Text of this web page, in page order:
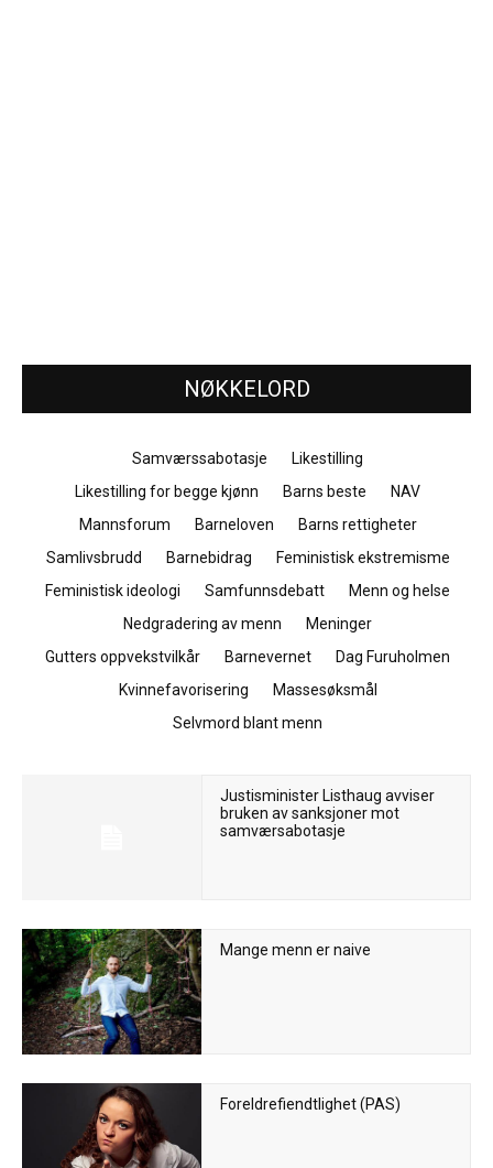
NØKKELORD
Samværssabotasje
Likestilling
Likestilling for begge kjønn
Barns beste
NAV
Mannsforum
Barneloven
Barns rettigheter
Samlivsbrudd
Barnebidrag
Feministisk ekstremisme
Feministisk ideologi
Samfunnsdebatt
Menn og helse
Nedgradering av menn
Meninger
Gutters oppvekstvilkår
Barnevernet
Dag Furuholmen
Kvinnefavorisering
Massesøksmål
Selvmord blant menn
Justisminister Listhaug avviser
bruken av sanksjoner mot
samværsabotasje
Mange menn er naive
Foreldrefiendtlighet (PAS)